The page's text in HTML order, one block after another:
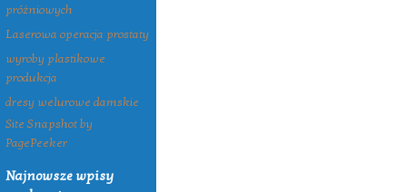
próżniowych
Laserowa operacja prostaty
wyroby plastikowe
produkcja
dresy welurowe damskie
Site Snapshot by
PagePeeker
Najnowsze wpisy